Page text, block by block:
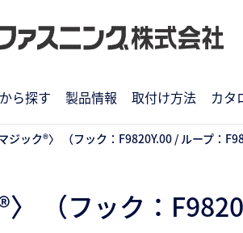
ら探す 製品情報 取付け方法 カタ
ジック®〉 （フック：F9820Y.00 / ループ：
〉 （フック：